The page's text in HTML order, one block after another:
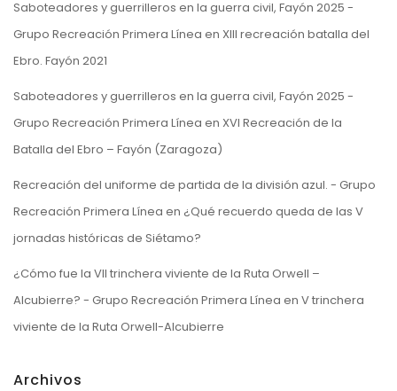
Saboteadores y guerrilleros en la guerra civil, Fayón 2025 -
Grupo Recreación Primera Línea en XIII recreación batalla del
Ebro. Fayón 2021
Saboteadores y guerrilleros en la guerra civil, Fayón 2025 -
Grupo Recreación Primera Línea en XVI Recreación de la
Batalla del Ebro – Fayón (Zaragoza)
Recreación del uniforme de partida de la división azul. - Grupo
Recreación Primera Línea en ¿Qué recuerdo queda de las V
jornadas históricas de Siétamo?
¿Cómo fue la VII trinchera viviente de la Ruta Orwell –
Alcubierre? - Grupo Recreación Primera Línea en V trinchera
viviente de la Ruta Orwell-Alcubierre
Archivos